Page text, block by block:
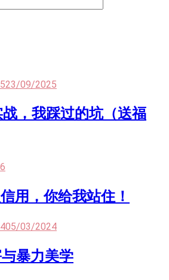
23/09/2025
，我踩过的坑（送福
用，你给我站住！
05/03/2024
暴力美学